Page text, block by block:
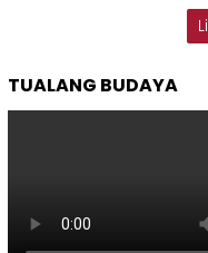
TUALANG BUDAYA